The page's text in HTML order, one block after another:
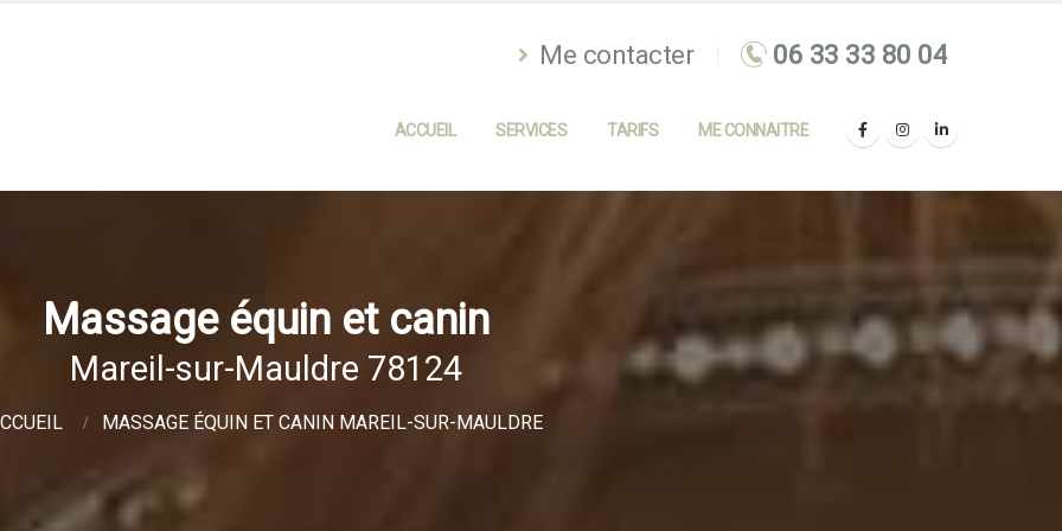
Me contacter
ACCUEIL SERVICES TARIFS ME CONNAITRE
Massage équin et canin
Mareil-sur-Mauldre 78124
MASSAGE ÉQUIN ET CANIN MAREIL-SUR-MAULDRE